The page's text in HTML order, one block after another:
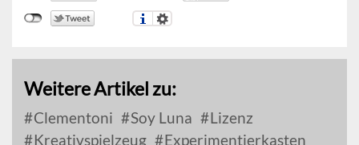
Weitere Artikel zu:
Clementoni Soy Luna
Lizenz
Kreativspielzeug
Experimentierkasten